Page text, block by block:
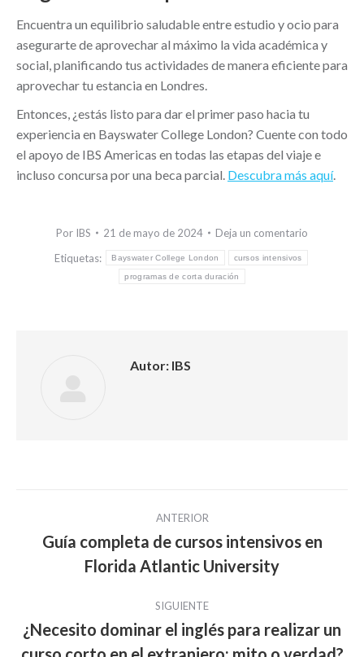
Encuentra un equilibrio saludable entre estudio y ocio para
asegurarte de aprovechar al máximo la vida académica y
social, planificando tus actividades de manera eficiente para
aprovechar tu estancia en Londres.
Entonces, ¿estás listo para dar el primer paso hacia tu
experiencia en Bayswater College London? Cuente con todo
el apoyo de IBS Americas en todas las etapas del viaje e
incluso concursa por una beca parcial. Descubra más aquí.
Por IBS 21 de mayo de 2024
Deja un comentario
Etiquetas:
Bayswater College London cursos intensivos
programas de corta duración
Autor: IBS
entre
publicaciones
ANTERIOR
anterior:
Guía completa de cursos intensivos en
Florida Atlantic University
SIGUIENTE
Publicación
¿Necesito dominar el inglés para realizar un